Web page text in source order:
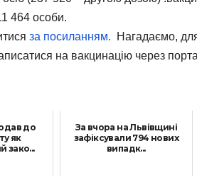
464 особи.
за посиланням. Нагадаємо,
на вакцинацію через
до
як
зако...
За вчора на Львівщині
зафіксували 794 нових
випадк...